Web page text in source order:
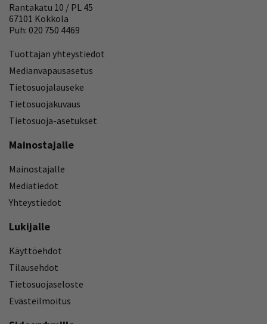
Rantakatu 10 / PL 45
67101 Kokkola
Puh: 020 750 4469
Tuottajan yhteystiedot
Medianvapausasetus
Tietosuojalauseke
Tietosuojakuvaus
Tietosuoja-asetukset
Mainostajalle
Mainostajalle
Mediatiedot
Yhteystiedot
Lukijalle
Käyttöehdot
Tilausehdot
Tietosuojaseloste
Evästeilmoitus